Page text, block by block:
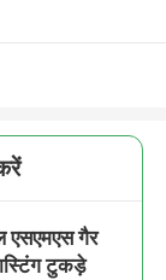
एसएमएस गैर
टुकड़े